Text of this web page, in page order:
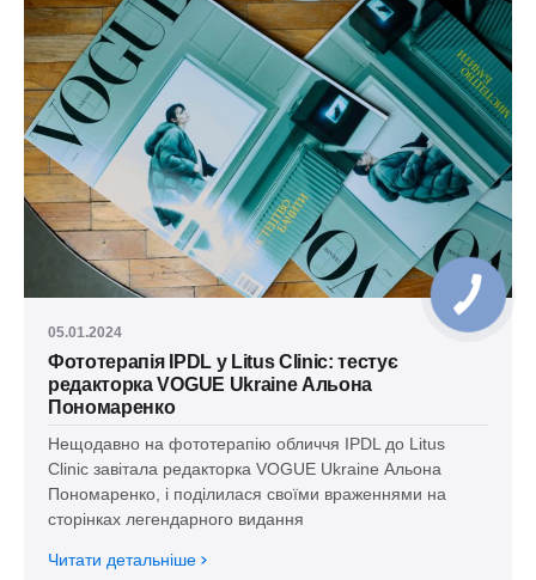
05.01.2024
Фототерапія IPDL у Litus Clinic: тестує
редакторка VOGUE Ukraine Альона
Пономаренко
Нещодавно на фототерапію обличчя IPDL до Litus
Clinic завітала редакторка VOGUE Ukraine Альона
Пономаренко, і поділилася своїми враженнями на
сторінках легендарного видання
Читати детальніше